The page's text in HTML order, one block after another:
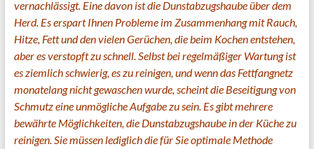
vernachlässigt. Eine davon ist die Dunstabzugshaube über dem
Herd. Es erspart Ihnen Probleme im Zusammenhang mit Rauch,
Hitze, Fett und den vielen Gerüchen, die beim Kochen entstehen,
aber es verstopft zu schnell. Selbst bei regelmäßiger Wartung ist
es ziemlich schwierig, es zu reinigen, und wenn das Fettfangnetz
monatelang nicht gewaschen wurde, scheint die Beseitigung von
Schmutz eine unmögliche Aufgabe zu sein. Es gibt mehrere
bewährte Möglichkeiten, die Dunstabzugshaube in der Küche zu
reinigen. Sie müssen lediglich die für Sie optimale Methode